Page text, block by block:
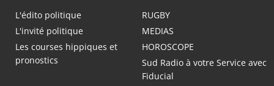
L'édito politique
RUGBY
L'invité politique
MEDIAS
Les courses hippiques et
pronostics
HOROSCOPE
Sud Radio à votre Service avec
Fiducial